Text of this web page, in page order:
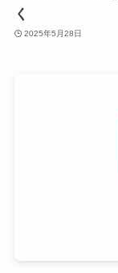
く
2025年5月28日